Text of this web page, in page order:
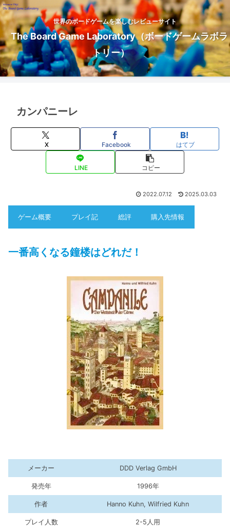
世界のボードゲームを楽しむレビューサイト
The Board Game Laboratory（ボードゲームラボラ
トリー）
カンパニーレ
X Facebook はてブ
LINE コピー
2022.07.12 2025.03.03
ゲーム概要 プレイ記 総評 購入先情報
一番高くなる鐘楼はどれだ！
メーカー DDD Verlag GmbH
発売年 1996年
作者 Hanno Kuhn, Wilfried Kuhn
プレイ人数 2-5人用